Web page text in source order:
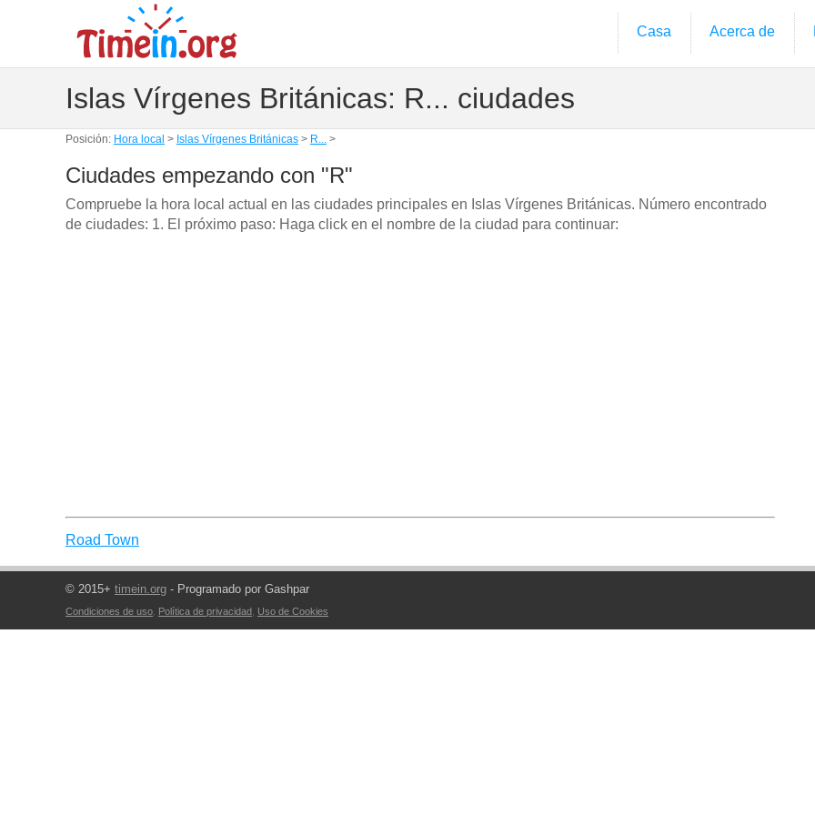
Casa Acerca de
Islas Vírgenes Británicas: R... ciudades
Posición: Hora local > Islas Vírgenes Británicas > R... >
Ciudades empezando con "R"
Compruebe la hora local actual en las ciudades principales en Islas Vírgenes Británicas. Número encontrado
de ciudades: 1. El próximo paso: Haga click en el nombre de la ciudad para continuar:
Road Town
© 2015+ timein.org - Programado por Gashpar
Condiciones de uso, Política de privacidad, Uso de Cookies